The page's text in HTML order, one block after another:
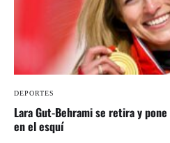
DEPORTES
Lara Gut-Behrami se retira y
en el esquí